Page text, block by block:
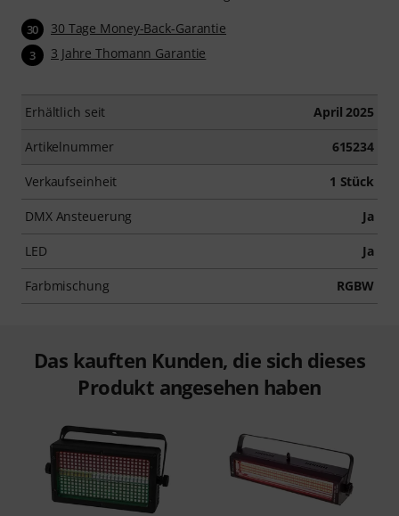
30 30 Tage Money-Back-Garantie
3 3 Jahre Thomann Garantie
Erhältlich seit April 2025
Artikelnummer 615234
Verkaufseinheit 1 Stück
DMX Ansteuerung Ja
LED Ja
Farbmischung RGBW
Das kauften Kunden, die sich dieses
Produkt angesehen haben